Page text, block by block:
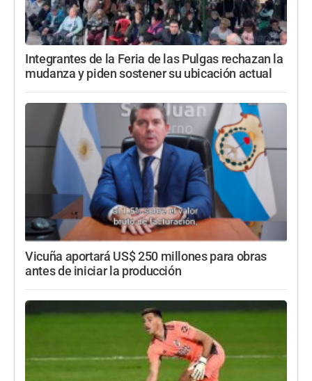
Integrantes de la Feria de las Pulgas rechazan la
mudanza y piden sostener su ubicación actual
Vicuña aportará US$ 250 millones para obras
antes de iniciar la producción